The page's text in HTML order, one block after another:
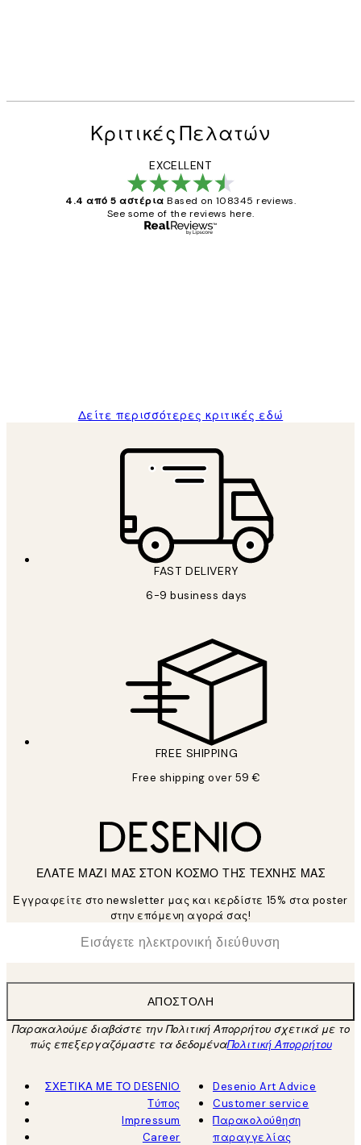
Κριτικές Πελατών
EXCELLENT
4.4 από 5 αστέρια Based on 108345 reviews.
See some of the reviews here.
Δείτε περισσότερες κριτικές εδώ
FAST DELIVERY
6-9 business days
FREE SHIPPING
Free shipping over 59 €
ΕΛΑΤΕ ΜΑΖΙ ΜΑΣ ΣΤΟΝ ΚΟΣΜΟ ΤΗΣ ΤΕΧΝΗΣ ΜΑΣ
Εγγραφείτε στο newsletter μας και κερδίστε 15% στα poster
στην επόμενη αγορά σας!
Ηλεκτρονική Διεύθυνση
ΑΠΟΣΤΟΛΉ
Παρακαλούμε διαβάστε την Πολιτική Απορρήτου σχετικά με το
πώς επεξεργαζόμαστε τα δεδομέναΠολιτική Απορρήτου
ΣΧΕΤΙΚΑ ΜΕ ΤΟ DESENIO
Τύπος
Impressum
Career
Desenio Art Advice
Customer service
Παρακολούθηση
παραγγελίας